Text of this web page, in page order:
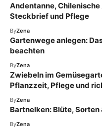
Andentanne, Chilenische
Steckbrief und Pflege
ByZena
Gartenwege anlegen:
beachten
ByZena
Zwiebeln im
Pflanzzeit, Pflege und
ByZena
Bartnelken: Blüte,
ByZena